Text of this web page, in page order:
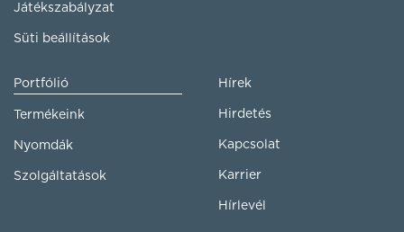
Játékszabályzat
Süti beállítások
Portfólió
Termékeink
Nyomdák
Szolgáltatások
Hírek
Hirdetés
Kapcsolat
Karrier
Hírlevél